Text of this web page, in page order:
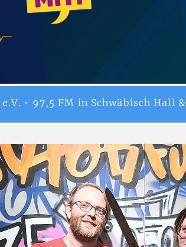
• 97,5 FM in Schwäbisch Hall